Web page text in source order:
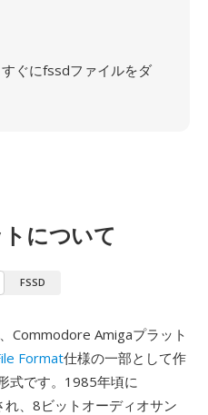
ぐにfssdファイルをダ
について
FSSD
Commodore Amigaプラット
Format仕様の一部として作
式です。1985年頃に
、8ビットオーディオサン